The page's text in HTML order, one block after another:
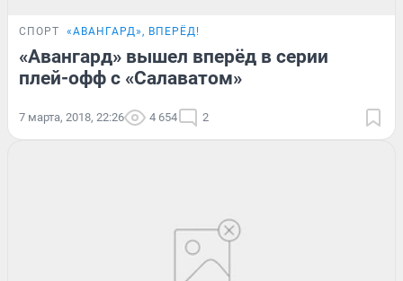
СПОРТ «АВАНГАРД», ВПЕРЁД!
«Авангард» вышел вперёд в серии
плей-офф с «Салаватом»
7 марта, 2018, 22:26 4 654 2